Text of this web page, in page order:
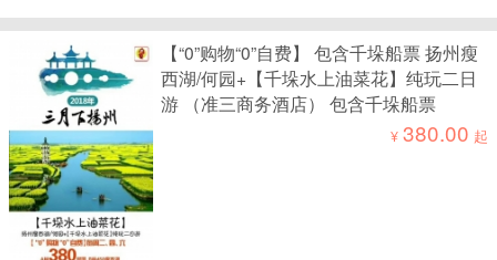
【“0”购物“0”自费】 包含千垛船票 扬州瘦
西湖/何园+【千垛水上油菜花】纯玩二日
游 （准三商务酒店） 包含千垛船票
¥380.00 起